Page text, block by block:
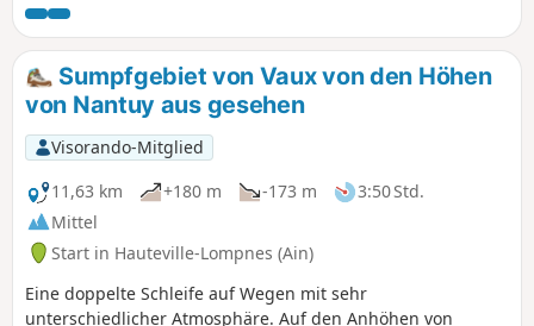
dem See Les Lésines und dem Marais
de Vaux gewidmet, die dank der
dortigen Anlagen durchquert werden
können. Der größte Teil verläuft über
die Bergrücken oberhalb von
Cormaranche, mit dem Aufstieg zum
Golet Marmier und nach Planachat, der
Überquerung des Col de la Clye zum Col
de la Rochette über Gigimont und dem
Aufstieg zur Haiea d'Amont und zum
Cornillon. Der Abstieg führt über Notre-
Dame de Mazières und den Trou de la
Marmite.
Sumpfgebiet von Vaux von den Höhen
von Nantuy aus gesehen
Visorando-Mitglied
11,63 km
+180 m -173 m
3:50 Std.
Mittel
Start in Hauteville-Lompnes (Ain)
Eine doppelte Schleife auf Wegen mit sehr
unterschiedlicher Atmosphäre. Auf den Anhöhen von